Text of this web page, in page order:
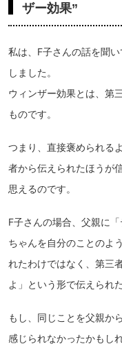
ザー効果”
私は、F子さんの話を聞
しました。
ウィンザー効果とは、第
ものです。
つまり、直接褒められる
者から伝えられたほうが
思えるのです。
F子さんの場合、父親に
ちゃんを自分のことのよ
れたわけではなく、第三
よ」という形で伝えられ
もし、同じことを父親か
感じられなかったかもし